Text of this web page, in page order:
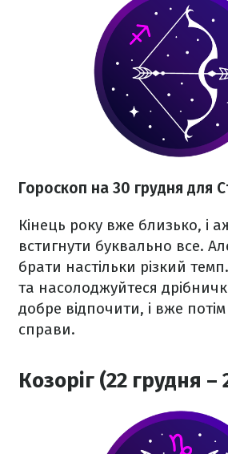
Гороскоп на 30 грудня для
Кінець року вже близько, і
встигнути буквально все.
брати настільки різкий
та насолоджуйтеся
добре відпочити, і вже
справи.
Козоріг (22 грудня –